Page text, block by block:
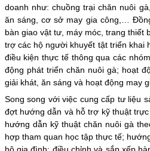
doanh như: chuồng trại chăn nuôi
ăn sáng, cơ sở may gia công,…
bàn giao vật tư, máy móc, trang thiết
trợ các hộ người khuyết tật triển khai
điều kiện thực tế thông qua các
động phát triển chăn nuôi gà; hoạt
giải khát, ăn sáng và hoạt động may
Song song với việc cung cấp tư liệu
đợt hướng dẫn và hỗ trợ kỹ thuật
hướng dẫn kỹ thuật chăn nuôi gà
hợp tham quan học tập thực tế;
hộ gia đình; điều chỉnh và sắp xếp